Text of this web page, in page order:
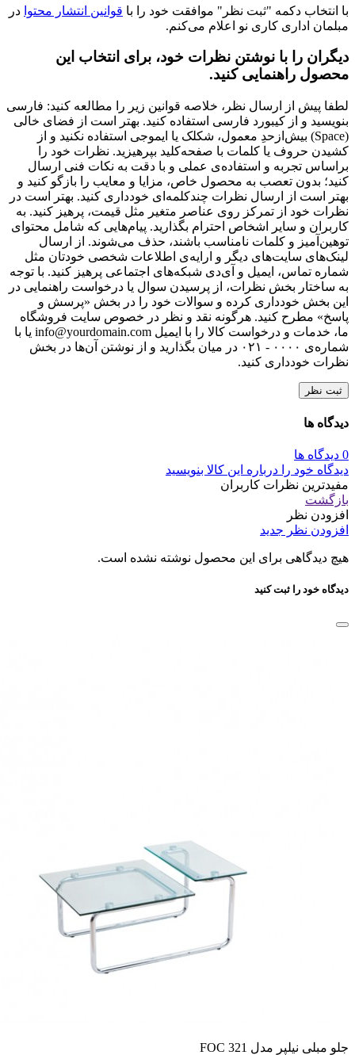
با انتخاب دکمه "ثبت نظر" موافقت خود را با قوانین انتشار محتوا در
مبلمان اداری کاری نو اعلام می‌کنم.
دیگران را با نوشتن نظرات خود، برای انتخاب این
محصول راهنمایی کنید.
لطفا پیش از ارسال نظر، خلاصه قوانین زیر را مطالعه کنید: فارسی
بنویسید و از کیبورد فارسی استفاده کنید. بهتر است از فضای خالی
(Space) بیش‌از‌حدِ معمول، شکلک یا ایموجی استفاده نکنید و از
کشیدن حروف یا کلمات با صفحه‌کلید بپرهیزید. نظرات خود را
براساس تجربه و استفاده‌ی عملی و با دقت به نکات فنی ارسال
کنید؛ بدون تعصب به محصول خاص، مزایا و معایب را بازگو کنید و
بهتر است از ارسال نظرات چندکلمه‌‌ای خودداری کنید. بهتر است در
نظرات خود از تمرکز روی عناصر متغیر مثل قیمت، پرهیز کنید. به
کاربران و سایر اشخاص احترام بگذارید. پیام‌هایی که شامل محتوای
توهین‌آمیز و کلمات نامناسب باشند، حذف می‌شوند. از ارسال
لینک‌های سایت‌های دیگر و ارایه‌ی اطلاعات شخصی خودتان مثل
شماره تماس، ایمیل و آی‌دی شبکه‌های اجتماعی پرهیز کنید. با توجه
به ساختار بخش نظرات، از پرسیدن سوال یا درخواست راهنمایی در
این بخش خودداری کرده و سوالات خود را در بخش «پرسش و
پاسخ» مطرح کنید. هرگونه نقد و نظر در خصوص سایت فروشگاه
ما، خدمات و درخواست کالا را با ایمیل info@yourdomain.com یا با
شماره‌ی ۰۰۰۰ - ۰۲۱ در میان بگذارید و از نوشتن آن‌ها در بخش
نظرات خودداری کنید.
ثبت نظر
دیدگاه ها
0 دیدگاه ها
دیدگاه خود را درباره این کالا بنویسید
مفیدترین نظرات کاربران
بازگشت
افزودن نظر
افزودن نظر جدید
هیچ دیدگاهی برای این محصول نوشته نشده است.
دیدگاه خود را ثبت کنید
جلو مبلی نیلپر مدل FOC 321